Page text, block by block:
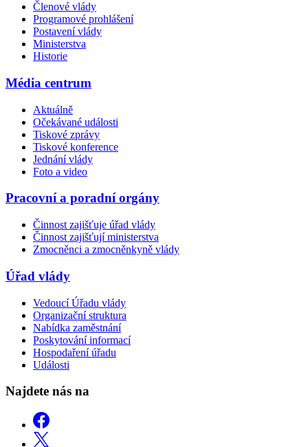
Členové vlády
Programové prohlášení
Postavení vlády
Ministerstva
Historie
Média centrum
Aktuálně
Očekávané události
Tiskové zprávy
Tiskové konference
Jednání vlády
Foto a video
Pracovní a poradní orgány
Činnost zajišťuje úřad vlády
Činnost zajišťují ministerstva
Zmocněnci a zmocněnkyně vlády
Úřad vlády
Vedoucí Úřadu vlády
Organizační struktura
Nabídka zaměstnání
Poskytování informací
Hospodaření úřadu
Události
Najdete nás na